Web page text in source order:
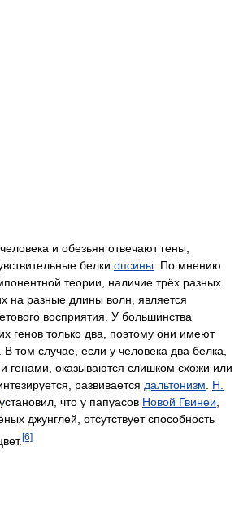
и обезьян отвечают гены,
белки опсины . По мнению
теории, наличие трёх разных
на разные длины волн, является
восприятия. У большинства
генов только два, поэтому они имеют
В том случае, если у человека два белка,
генами, оказываются слишком схожи или
развивается дальтонизм
Н.
установил, что у папуасов Новой Гвинеи
джунглей, отсутствует способность
[6]